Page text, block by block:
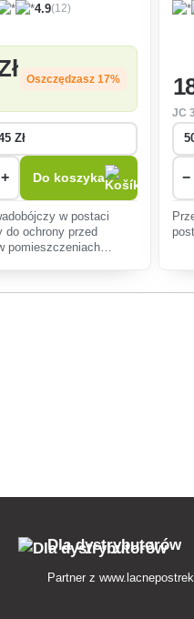
4.9(12)
Oszczędzasz 17%
+ Do koszyka
w postaci
do ochrony przed
pomieszczeniach
JC
−
Dla dystrybutorów
Partner z